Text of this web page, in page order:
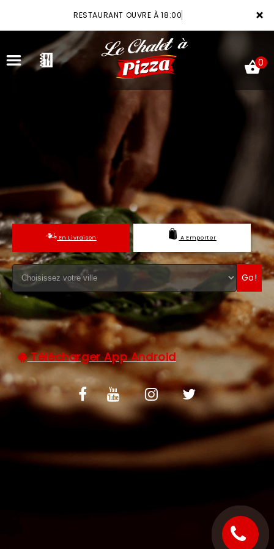
×
RESTAURANT OUVRE À 18:00
VOTRE COMPTE
NOTRE RESTAURANT
MENTIONS LÉGALES
C.G.V
0
En Livraison A Emporter
Go!
Télécharger App Android